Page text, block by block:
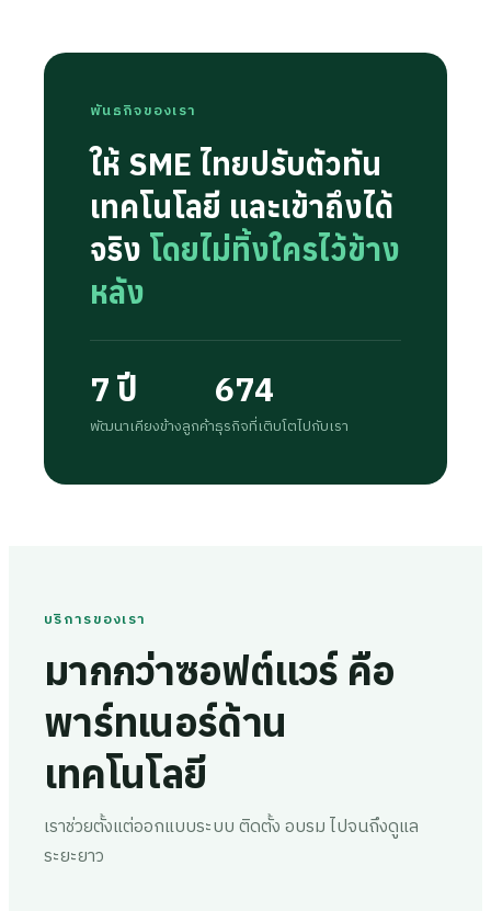
พันธกิจของเรา
ให้ SME ไทยปรับตัวทัน
เทคโนโลยี และเข้าถึงได้
จริง โดยไม่ทิ้งใครไว้ข้าง
หลัง
7 ปี
พัฒนาเคียงข้างลูกค้า
674
ธุรกิจที่เติบโตไปกับเรา
บริการของเรา
มากกว่าซอฟต์แวร์ คือ
พาร์ทเนอร์ด้าน
เทคโนโลยี
เราช่วยตั้งแต่ออกแบบระบบ ติดตั้ง อบรม ไปจนถึงดูแล
ระยะยาว